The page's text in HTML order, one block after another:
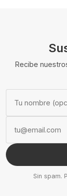
Recibe
Sin spam.